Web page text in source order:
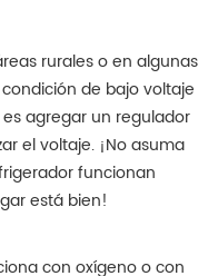
rurales o en algunas
de bajo voltaje
agregar un regulador
el voltaje. ¡No asuma
funcionan
está bien!
con oxígeno o con